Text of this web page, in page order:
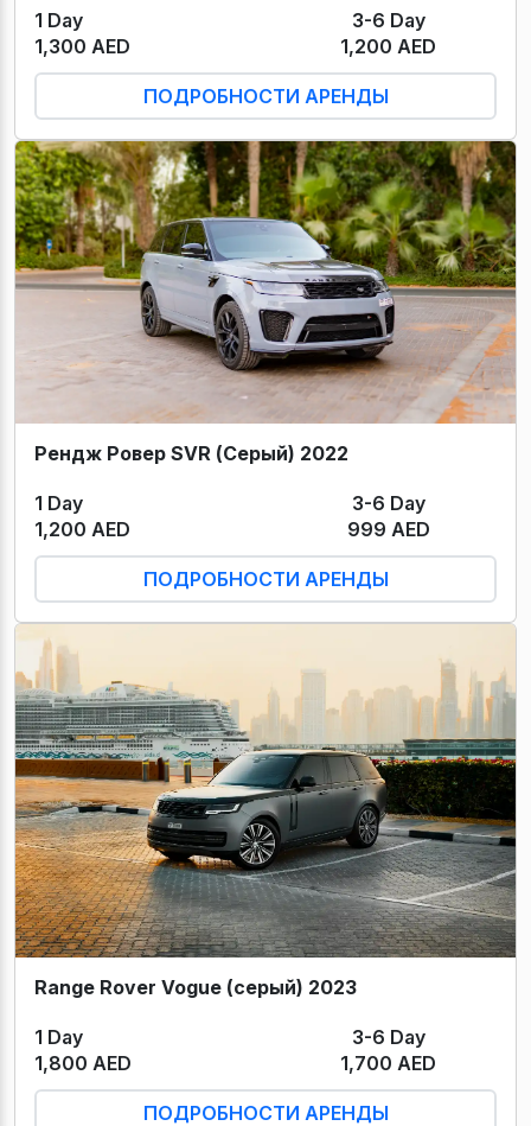
1 Day
3-6 Day
1,300 AED
1,200 AED
ПОДРОБНОСТИ АРЕНДЫ
Рендж Ровер SVR (Серый) 2022
1 Day
3-6 Day
1,200 AED
999 AED
ПОДРОБНОСТИ АРЕНДЫ
Range Rover Vogue (серый) 2023
1 Day
3-6 Day
1,800 AED
1,700 AED
ПОДРОБНОСТИ АРЕНДЫ